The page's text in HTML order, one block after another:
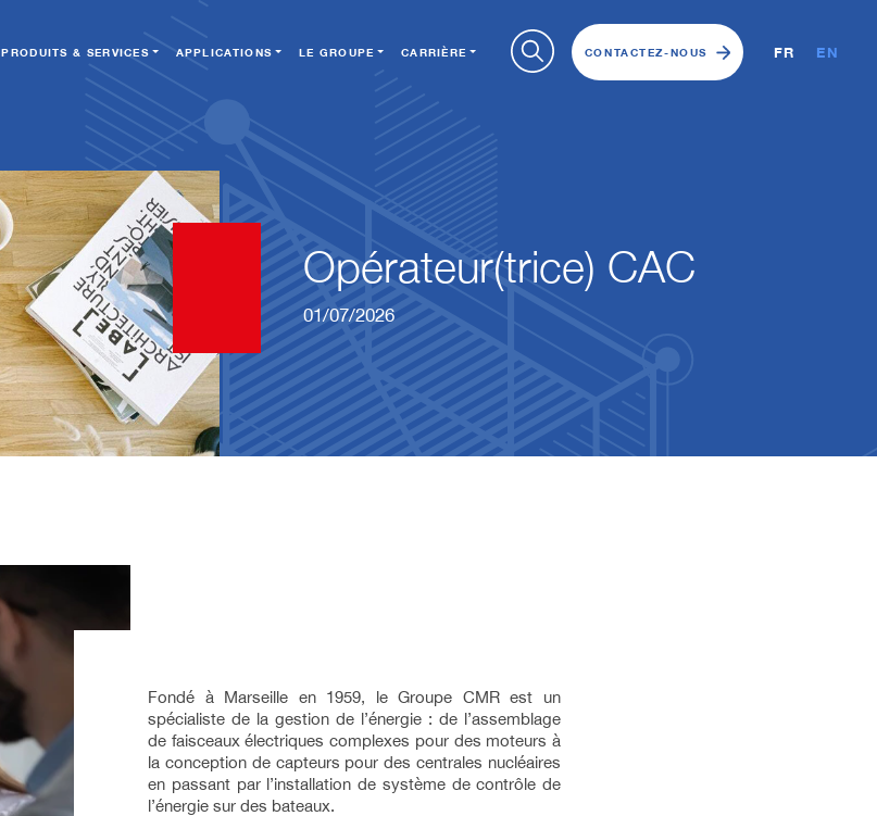
PRODUITS & SERVICES APPLICATIONS LE GROUPE CARRIÈRE CONTACTEZ-NOUS FR EN
Opérateur(trice) CAC
01/07/2026
Fondé à Marseille en 1959, le Groupe CMR est un
spécialiste de la gestion de l’énergie : de l’assemblage
de faisceaux électriques complexes pour des moteurs à
la conception de capteurs pour des centrales nucléaires
en passant par l’installation de système de contrôle de
l’énergie sur des bateaux.